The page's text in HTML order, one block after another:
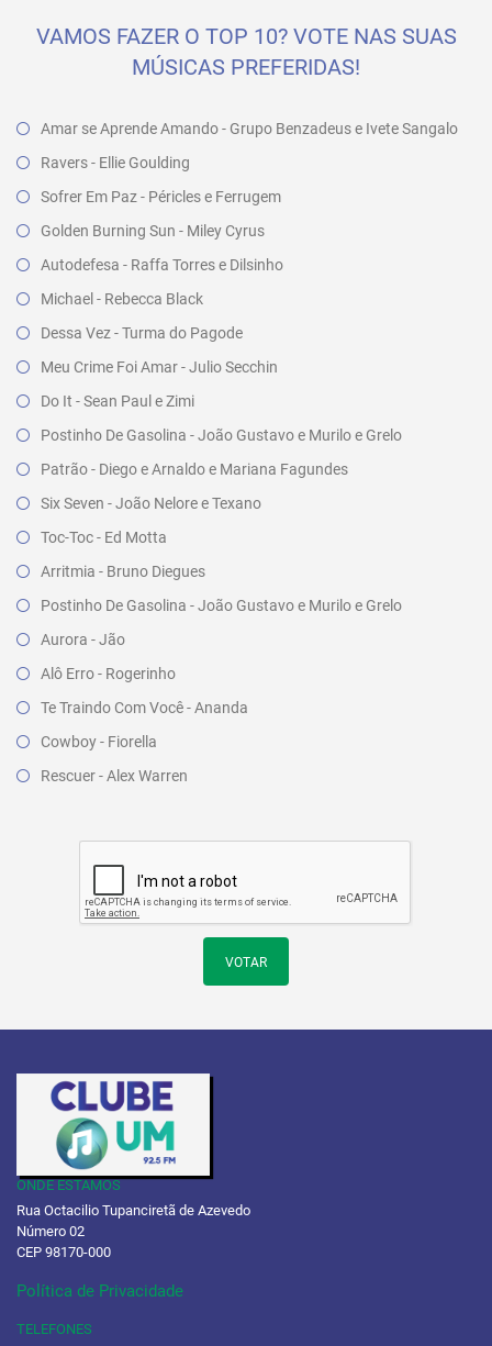
VAMOS FAZER O TOP 10? VOTE NAS SUAS
MÚSICAS PREFERIDAS!
Amar se Aprende Amando - Grupo Benzadeus e Ivete Sangalo
Ravers - Ellie Goulding
Sofrer Em Paz - Péricles e Ferrugem
Golden Burning Sun - Miley Cyrus
Autodefesa - Raffa Torres e Dilsinho
Michael - Rebecca Black
Dessa Vez - Turma do Pagode
Meu Crime Foi Amar - Julio Secchin
Do It - Sean Paul e Zimi
Postinho De Gasolina - João Gustavo e Murilo e Grelo
Patrão - Diego e Arnaldo e Mariana Fagundes
Six Seven - João Nelore e Texano
Toc-Toc - Ed Motta
Arritmia - Bruno Diegues
Postinho De Gasolina - João Gustavo e Murilo e Grelo
Aurora - Jão
Alô Erro - Rogerinho
Te Traindo Com Você - Ananda
Cowboy - Fiorella
Rescuer - Alex Warren
VOTAR
ONDE ESTAMOS
Rua Octacilio Tupanciretã de Azevedo
Número 02
CEP 98170-000
Política de Privacidade
TELEFONES